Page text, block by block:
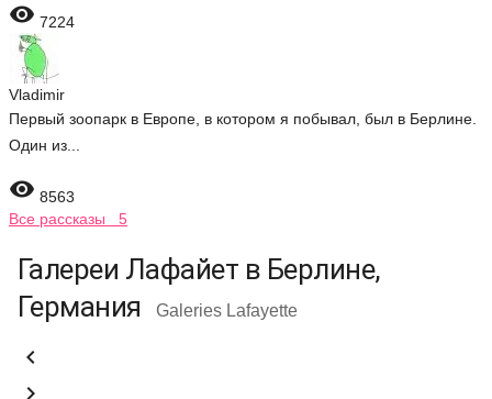
 7224
Vladimir
Первый зоопарк в Европе, в котором я побывал, был в Берлине.
Один из...
 8563
Все рассказы 5
Галереи Лафайет в Берлине,
Германия
Galeries Lafayette

